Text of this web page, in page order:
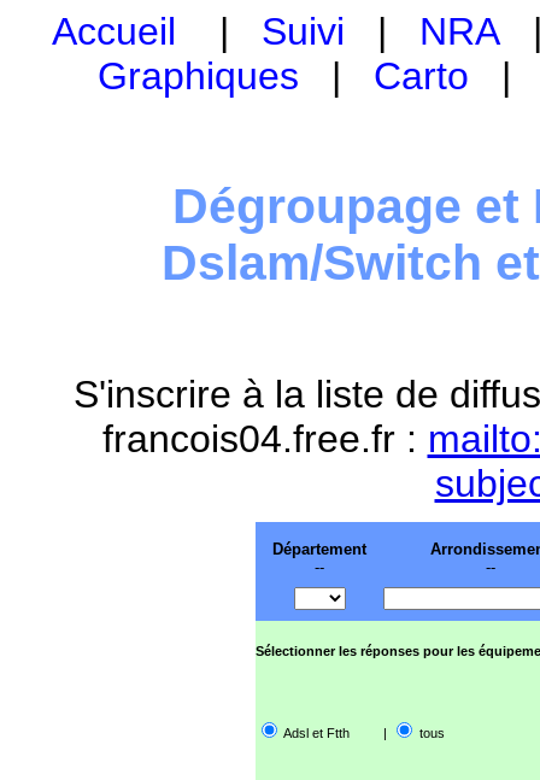
Accueil | Suivi | NRA
Graphiques | Carto
Dégroupage et
Dslam/Switch
S'inscrire à la liste de
francois04.free.fr :
Département
--
--
Sélectionner les réponses pour les
Adsl et Ftth | tous